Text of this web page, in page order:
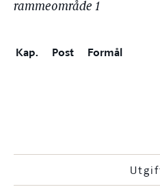
rammeområde 1
Kap. Post Formål